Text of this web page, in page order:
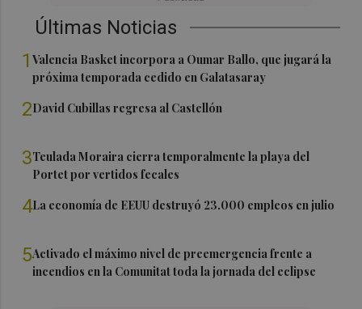
Últimas Noticias
1Valencia Basket incorpora a Oumar Ballo, que jugará la
próxima temporada cedido en Galatasaray
2David Cubillas regresa al Castellón
3Teulada Moraira cierra temporalmente la playa del
Portet por vertidos fecales
4La economía de EEUU destruyó 23.000 empleos en julio
5Activado el máximo nivel de preemergencia frente a
incendios en la Comunitat toda la jornada del eclipse